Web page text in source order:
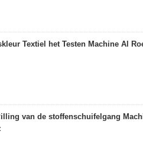
Textiel het Testen Machine Al
van de stoffenschuifelgang